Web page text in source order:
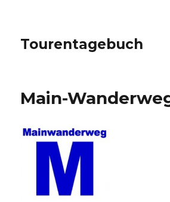
Tourentagebuch
Main-